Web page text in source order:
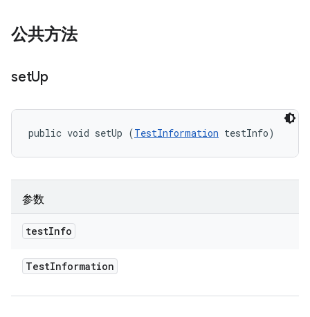
公共方法
setUp
public void setUp (TestInformation testInfo)
参数
testInfo
TestInformation